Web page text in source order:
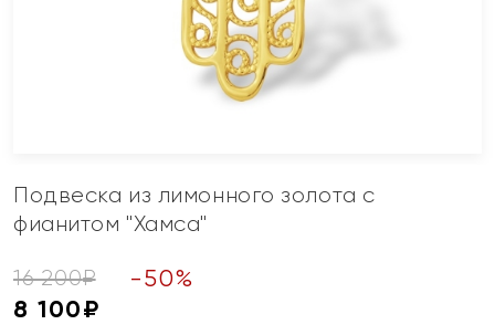
Подвеска из лимонного золота с
фианитом "Хамса"
16 200₽ -50%
8 100₽